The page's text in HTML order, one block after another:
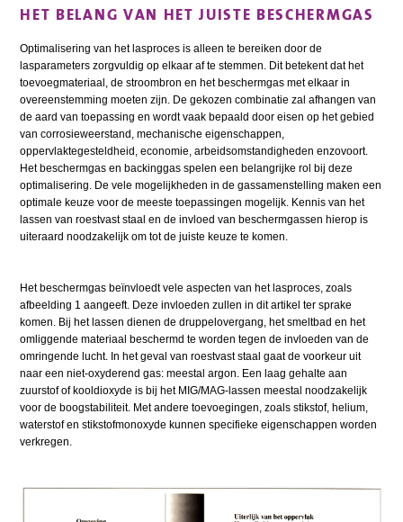
HET BELANG VAN HET JUISTE BESCHERMGAS
Optimalisering van het lasproces is alleen te bereiken door de
lasparameters zorgvuldig op elkaar af te stemmen. Dit betekent dat het
toevoegmateriaal, de stroombron en het beschermgas met elkaar in
overeenstemming moeten zijn. De gekozen combinatie zal afhangen van
de aard van toepassing en wordt vaak bepaald door eisen op het gebied
van corrosieweerstand, mechanische eigenschappen,
oppervlaktegesteldheid, economie, arbeidsomstandigheden enzovoort.
Het beschermgas en backinggas spelen een belangrijke rol bij deze
optimalisering. De vele mogelijkheden in de gassamenstelling maken een
optimale keuze voor de meeste toepassingen mogelijk. Kennis van het
lassen van roestvast staal en de invloed van beschermgassen hierop is
uiteraard noodzakelijk om tot de juiste keuze te komen.
Het beschermgas beïnvloedt vele aspecten van het lasproces, zoals
afbeelding 1 aangeeft. Deze invloeden zullen in dit artikel ter sprake
komen. Bij het lassen dienen de druppelovergang, het smeltbad en het
omliggende materiaal beschermd te worden tegen de invloeden van de
omringende lucht. In het geval van roestvast staal gaat de voorkeur uit
naar een niet-oxyderend gas: meestal argon. Een laag gehalte aan
zuurstof of kooldioxyde is bij het MIG/MAG-lassen meestal noodzakelijk
voor de boogstabiliteit. Met andere toevoegingen, zoals stikstof, helium,
waterstof en stikstofmonoxyde kunnen specifieke eigenschappen worden
verkregen.